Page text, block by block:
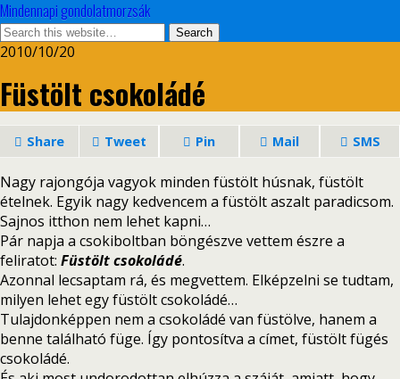
Mindennapi gondolatmorzsák
2010/10/20
Füstölt csokoládé
Share Tweet Pin Mail SMS
Nagy rajongója vagyok minden füstölt húsnak, füstölt
ételnek. Egyik nagy kedvencem a füstölt aszalt paradicsom.
Sajnos itthon nem lehet kapni…
Pár napja a csokiboltban böngészve vettem észre a
feliratot: Füstölt csokoládé.
Azonnal lecsaptam rá, és megvettem. Elképzelni se tudtam,
milyen lehet egy füstölt csokoládé…
Tulajdonképpen nem a csokoládé van füstölve, hanem a
benne található füge. Így pontosítva a címet, füstölt fügés
csokoládé.